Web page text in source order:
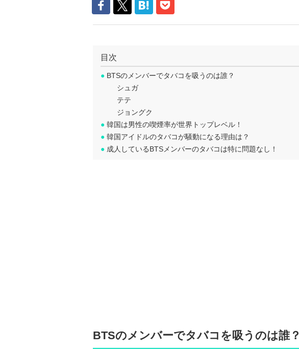
目次
● BTSのメンバーでタバコを吸うのは誰？
シュガ
テテ
ジョングク
● 韓国は男性の喫煙率が世界トップレベル！
● 韓国アイドルのタバコが騒動になる理由は？
● 成人しているBTSメンバーのタバコは特に問題なし！
BTSのメンバーでタバコを吸うのは誰？